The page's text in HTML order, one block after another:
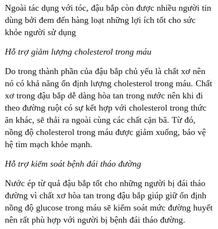
Ngoài tác dụng với tóc, đậu bắp còn được nhiều người tin
dùng bởi đem đến hàng loạt những lợi ích tốt cho sức
khỏe người sử dụng
Hỗ trợ giảm lượng cholesterol trong máu
Do trong thành phần của đậu bắp chủ yếu là chất xơ nên
nó có khả năng ổn định lượng cholesterol trong máu. Chất
xơ trong đậu bắp dễ dàng hòa tan trong nước nên khi đi
theo đường ruột có sự kết hợp với cholesterol trong thức
ăn khác, sẽ thải ra ngoài cùng các chất cặn bã. Từ đó,
nồng độ cholesterol trong máu được giảm xuống, bảo vệ
hệ tim mạch khỏe mạnh.
Hỗ trợ kiểm soát bệnh đái tháo đường
Nước ép từ quả đậu bắp tốt cho những người bị đái tháo
đường vì chất xơ hòa tan trong đậu bắp giúp giữ ổn định
nồng độ glucose trong máu sẽ kiểm soát mức đường huyết
nên rất phù hợp với người bị bệnh đái tháo đường.